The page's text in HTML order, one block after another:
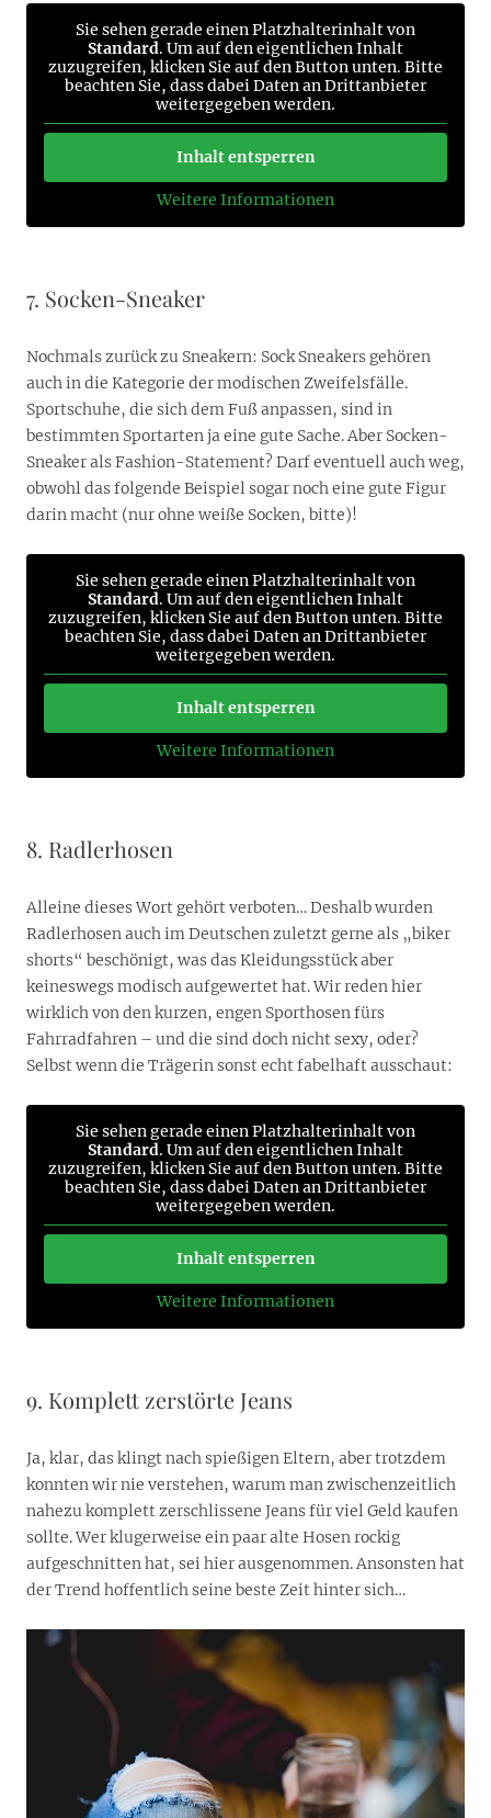
Sie sehen gerade einen Platzhalterinhalt von
Standard. Um auf den eigentlichen Inhalt
zuzugreifen, klicken Sie auf den Button unten. Bitte
beachten Sie, dass dabei Daten an Drittanbieter
weitergegeben werden.
Inhalt entsperren
Weitere Informationen
7. Socken-Sneaker
Nochmals zurück zu Sneakern: Sock Sneakers gehören
auch in die Kategorie der modischen Zweifelsfälle.
Sportschuhe, die sich dem Fuß anpassen, sind in
bestimmten Sportarten ja eine gute Sache. Aber Socken-
Sneaker als Fashion-Statement? Darf eventuell auch weg,
obwohl das folgende Beispiel sogar noch eine gute Figur
darin macht (nur ohne weiße Socken, bitte)!
Sie sehen gerade einen Platzhalterinhalt von
Standard. Um auf den eigentlichen Inhalt
zuzugreifen, klicken Sie auf den Button unten. Bitte
beachten Sie, dass dabei Daten an Drittanbieter
weitergegeben werden.
Inhalt entsperren
Weitere Informationen
8. Radlerhosen
Alleine dieses Wort gehört verboten… Deshalb wurden
Radlerhosen auch im Deutschen zuletzt gerne als „biker
shorts“ beschönigt, was das Kleidungsstück aber
keineswegs modisch aufgewertet hat. Wir reden hier
wirklich von den kurzen, engen Sporthosen fürs
Fahrradfahren – und die sind doch nicht sexy, oder?
Selbst wenn die Trägerin sonst echt fabelhaft ausschaut:
Sie sehen gerade einen Platzhalterinhalt von
Standard. Um auf den eigentlichen Inhalt
zuzugreifen, klicken Sie auf den Button unten. Bitte
beachten Sie, dass dabei Daten an Drittanbieter
weitergegeben werden.
Inhalt entsperren
Weitere Informationen
9. Komplett zerstörte Jeans
Ja, klar, das klingt nach spießigen Eltern, aber trotzdem
konnten wir nie verstehen, warum man zwischenzeitlich
nahezu komplett zerschlissene Jeans für viel Geld kaufen
sollte. Wer klugerweise ein paar alte Hosen rockig
aufgeschnitten hat, sei hier ausgenommen. Ansonsten hat
der Trend hoffentlich seine beste Zeit hinter sich…